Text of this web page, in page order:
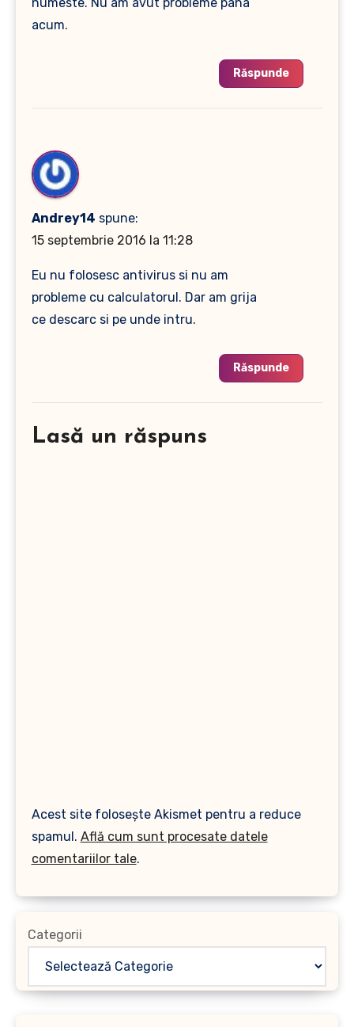
acum.
Răspunde
Andrey14 spune:
15 septembrie 2016 la 11:28
Eu nu folosesc antivirus si nu am
probleme cu calculatorul. Dar am grija
ce descarc si pe unde intru.
Răspunde
Lasă un răspuns
Acest site folosește Akismet pentru a reduce
spamul. Află cum sunt procesate datele
comentariilor tale.
Categorii